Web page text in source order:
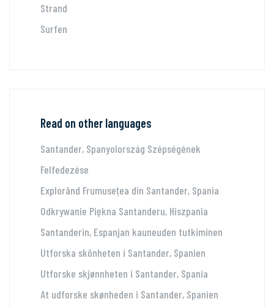
Strand
Surfen
Read on other languages
Santander, Spanyolország Szépségének
Felfedezése
Explorând Frumusețea din Santander, Spania
Odkrywanie Piękna Santanderu, Hiszpania
Santanderin, Espanjan kauneuden tutkiminen
Utforska skönheten i Santander, Spanien
Utforske skjønnheten i Santander, Spania
At udforske skønheden i Santander, Spanien